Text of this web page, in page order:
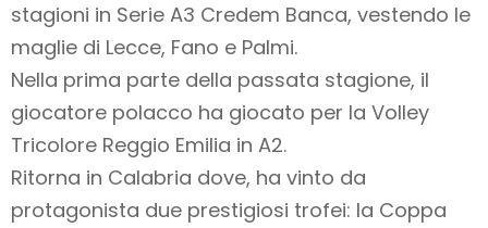
stagioni in Serie A3 Credem Banca, vestendo le
maglie di Lecce, Fano e Palmi.
Nella prima parte della passata stagione, il
giocatore polacco ha giocato per la Volley
Tricolore Reggio Emilia in A2.
Ritorna in Calabria dove, ha vinto da
protagonista due prestigiosi trofei: la Coppa